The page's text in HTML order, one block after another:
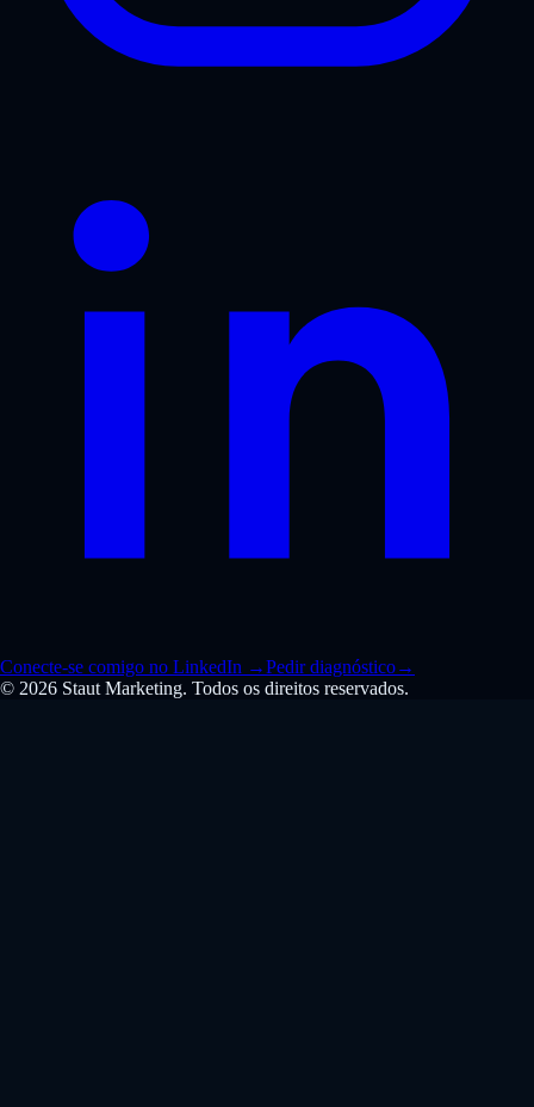
Conecte-se comigo no LinkedIn →Pedir diagnóstico→
© 2026 Staut Marketing. Todos os direitos reservados.